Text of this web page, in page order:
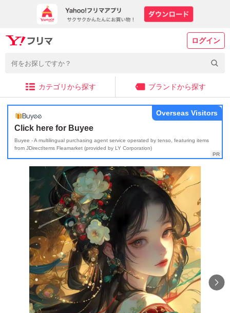
ログイン
カテゴリから探す ブランドから探す
Click here for Buyee
Buyee - A multilingual purchasing agent service operated by tenso, featuring items
from JDirectItems Fleamarket (provided by LY Corporation)
Overseas Visitors